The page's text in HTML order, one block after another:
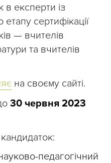
в експерти із
сертифікації
— вчителів
та вчителів
на своєму сайті.
30 червня 2023
педагогічний